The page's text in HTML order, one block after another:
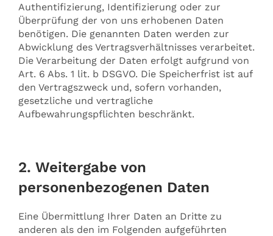
Authentifizierung, Identifizierung oder zur
Überprüfung der von uns erhobenen Daten
benötigen. Die genannten Daten werden zur
Abwicklung des Vertragsverhältnisses verarbeitet.
Die Verarbeitung der Daten erfolgt aufgrund von
Art. 6 Abs. 1 lit. b DSGVO. Die Speicherfrist ist auf
den Vertragszweck und, sofern vorhanden,
gesetzliche und vertragliche
Aufbewahrungspflichten beschränkt.
2. Weitergabe von
personenbezogenen Daten
Eine Übermittlung Ihrer Daten an Dritte zu
anderen als den im Folgenden aufgeführten